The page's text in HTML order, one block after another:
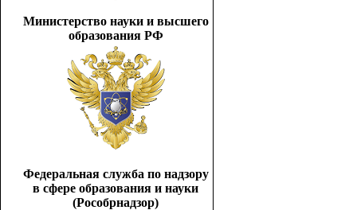
Министерство науки и высшего
образования РФ
Федеральная служба по надзору
в сфере образования и науки
(Рособрнадзор)